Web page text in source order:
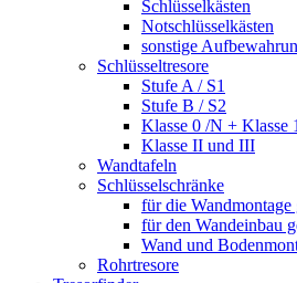
Schlüsselkästen
Notschlüsselkästen
sonstige
Schlüsseltresore
Stufe A / S1
Stufe B / S2
Klasse 0 /N + Klasse 1
Klasse II und III
Wandtafeln
Schlüsselschränke
für die Wandmontage
für den Wandeinbau
Wand und
Rohrtresore